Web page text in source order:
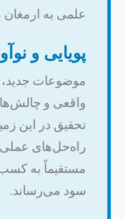
علمی به ارمغان
پویایی و
موضوعات جدید،
واقعی و
تحقیق در این
راه‌حل‌های عملی
مستقیماً به
سود می‌رساند.